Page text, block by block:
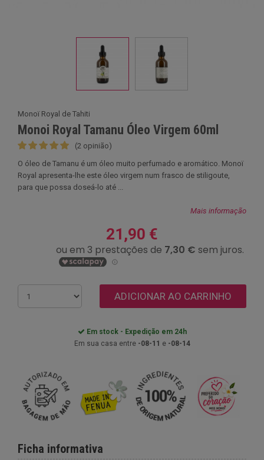
Monoï Royal de Tahiti
Monoi Royal Tamanu Óleo Virgem 60ml
(2 opinião)
O óleo de Tamanu é um óleo muito perfumado e aromático. Monoï
Royal apresenta-lhe este óleo virgem num frasco de stiligoute,
para que possa doseá-lo até ...
Mais informação
21,90 €
ADICIONAR AO CARRINHO
Em stock - Expedição em 24h
Em sua casa entre -08-11 e -08-14
Ficha informativa